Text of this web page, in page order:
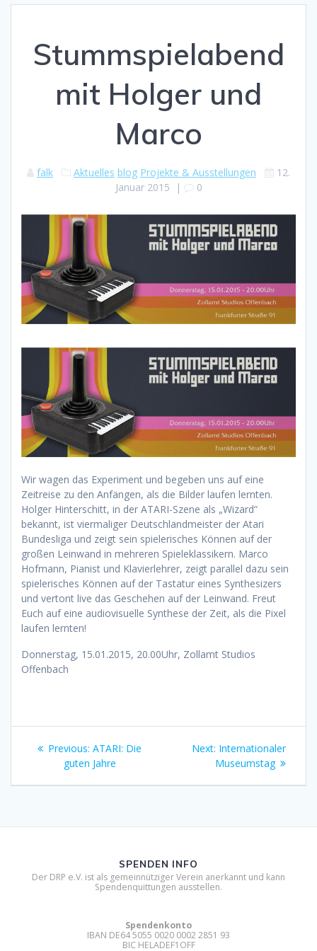
Stummspielabend
mit Holger und
Marco
falk Aktuelles blog Projekte & Ausstellungen
12.
Januar 2015 | 0
Wir wagen das Experiment und begeben uns auf eine
Zeitreise zu den Anfängen, als die Bilder laufen lernten.
Holger Hinterschitt, in der ATARI-Szene als „Wizard“
bekannt, ist viermaliger Deutschlandmeister der Atari
Bundesliga und zeigt sein spielerisches Können auf der
großen Leinwand in mehreren Spieleklassikern. Marco
Hofmann, Pianist und Klavierlehrer, zeigt parallel dazu sein
spielerisches Können auf der Tastatur eines Synthesizers
und vertont live das Geschehen auf der Leinwand. Freut
Euch auf eine audiovisuelle Synthese der Zeit, als die Pixel
laufen lernten!
Donnerstag, 15.01.2015, 20.00Uhr, Zollamt Studios
Offenbach
Beitragsnavigation
Previous: Previous
post:
ATARI: Die
guten Jahre
Next: Next
post:
Internationaler
Museumstag
SPENDEN INFO
Der DRP e.V. ist als gemeinnütziger Verein anerkannt und kann
Spendenquittungen ausstellen.
Spendenkonto
IBAN DE64 5055 0020 0002 2851 93
BIC HELADEF1OFF